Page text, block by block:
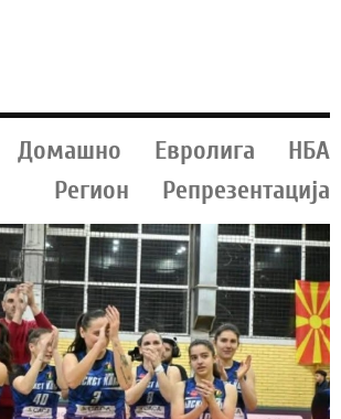
Домашно Евролига
НБА
Регион
Репрезентација